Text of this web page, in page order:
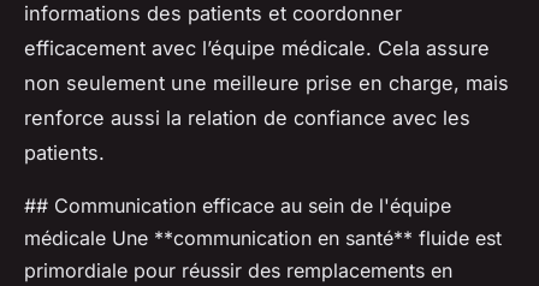
informations des patients et coordonner
efficacement avec l’équipe médicale. Cela assure
non seulement une meilleure prise en charge, mais
renforce aussi la relation de confiance avec les
patients.
## Communication efficace au sein de l'équipe
médicale Une **communication en santé** fluide est
primordiale pour réussir des remplacements en